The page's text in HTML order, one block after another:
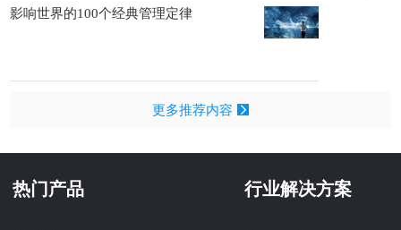
影响世界的100个经典管理定律
更多推荐内容
热门产品 行业解决方案